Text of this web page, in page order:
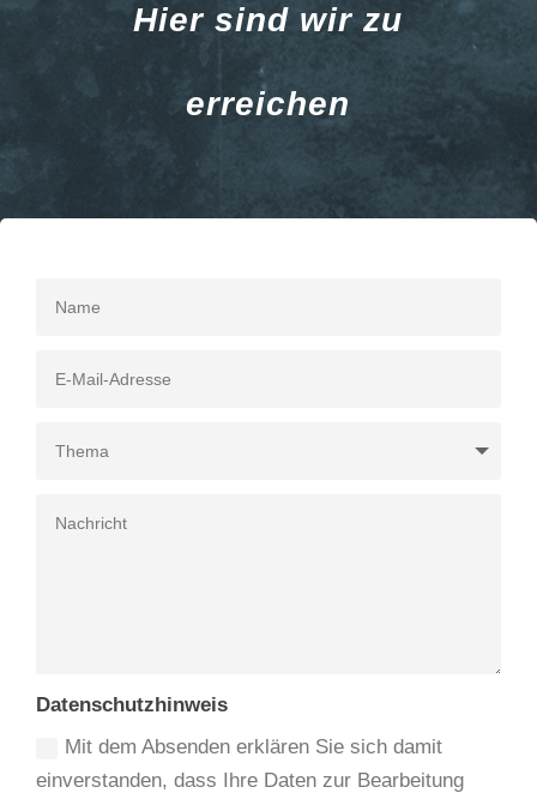
Hier sind wir zu
erreichen
Datenschutzhinweis
Mit dem Absenden erklären Sie sich damit
einverstanden, dass Ihre Daten zur Bearbeitung